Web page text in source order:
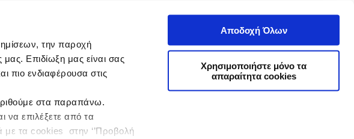
την παροχή
Επιδίωξη μας είναι σας
πιο ενδιαφέρουσα στις
στα παραπάνω.
να επιλέξετε από τα
με τα cookies στην ‘’Προβολή
Αποδοχή Όλων
Χρησιμοποιήστε μόνο τα
απαραίτητα cookies